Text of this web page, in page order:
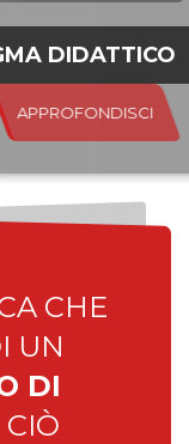
DIDATTICO
APPROFONDISCI
CHE
UN
DI